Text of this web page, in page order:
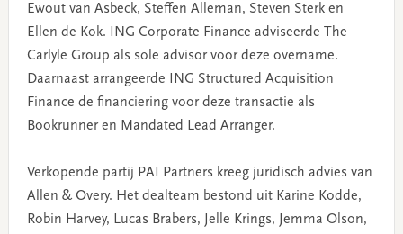
Ewout van Asbeck, Steffen Alleman, Steven Sterk en
Ellen de Kok. ING Corporate Finance adviseerde The
Carlyle Group als sole advisor voor deze overname.
Daarnaast arrangeerde ING Structured Acquisition
Finance de financiering voor deze transactie als
Bookrunner en Mandated Lead Arranger.
Verkopende partij PAI Partners kreeg juridisch advies van
Allen & Overy. Het dealteam bestond uit Karine Kodde,
Robin Harvey, Lucas Brabers, Jelle Krings, Jemma Olson,